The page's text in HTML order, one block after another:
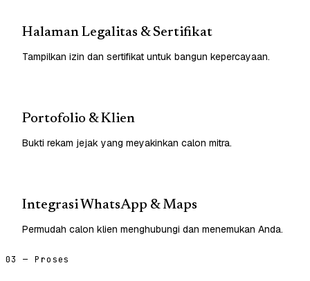
Halaman Legalitas & Sertifikat
Tampilkan izin dan sertifikat untuk bangun kepercayaan.
Portofolio & Klien
Bukti rekam jejak yang meyakinkan calon mitra.
Integrasi WhatsApp & Maps
Permudah calon klien menghubungi dan menemukan Anda.
03 — Proses